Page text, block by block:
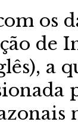
os
de
a